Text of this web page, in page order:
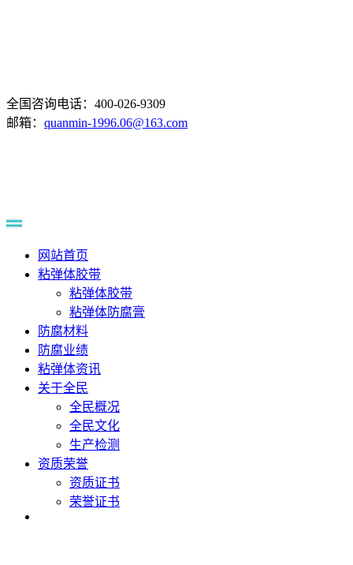
全国咨询电话：400-026-9309
邮箱： quanmin-1996.06@163.com
网站首页
粘弹体胶带
粘弹体胶带
粘弹体防腐膏
防腐材料
防腐业绩
粘弹体资讯
关于全民
全民概况
全民文化
生产检测
资质荣誉
资质证书
荣誉证书